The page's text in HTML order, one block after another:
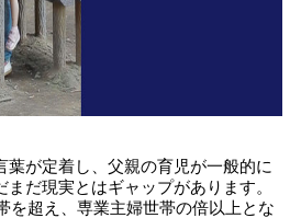
葉が定着し、父親の育児が一般的に
だ現実とはギャップがあります。
を超え、専業主婦世帯の倍以上とな